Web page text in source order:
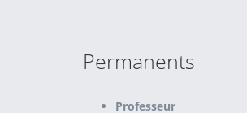
Permanents
Professeur